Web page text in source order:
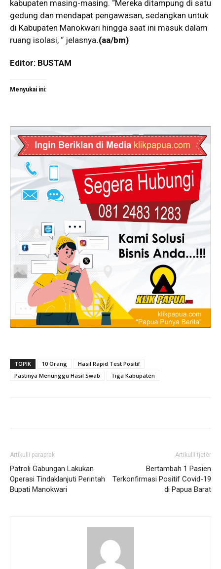
kabupaten masing-masing. “Mereka ditampung di satu
gedung dan mendapat pengawasan, sedangkan untuk
di Kabupaten Manokwari hingga saat ini masuk dalam
ruang isolasi, “ jelasnya.(aa/bm)
Editor: BUSTAM
Menyukai ini:
TOPIK 10 Orang
Hasil Rapid Test Positif
Pastinya Menunggu Hasil Swab
Tiga Kabupaten
Artikulli paraprak
Patroli Gabungan Lakukan
Operasi Tindaklanjuti Perintah
Bupati Manokwari
Artikulli tjetër
Bertambah 1 Pasien
Terkonfirmasi Positif Covid-19
di Papua Barat